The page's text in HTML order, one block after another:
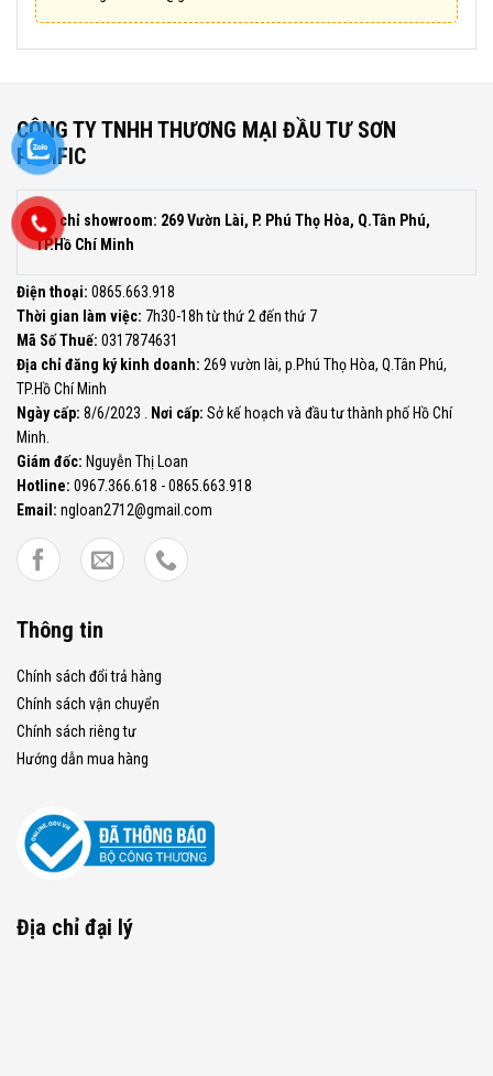
CÔNG TY TNHH THƯƠNG MẠI ĐẦU TƯ SƠN
PACIFIC
Địa chỉ showroom: 269 Vườn Lài, P. Phú Thọ Hòa, Q.Tân Phú,
TP.Hồ Chí Minh
Điện thoại: 0865.663.918
Thời gian làm việc: 7h30-18h từ thứ 2 đến thứ 7
Mã Số Thuế: 0317874631
Địa chỉ đăng ký kinh doanh: 269 vườn lài, p.Phú Thọ Hòa, Q.Tân Phú,
TP.Hồ Chí Minh
Ngày cấp: 8/6/2023 . Nơi cấp: Sở kế hoạch và đầu tư thành phố Hồ Chí
Minh.
Giám đốc: Nguyễn Thị Loan
Hotline: 0967.366.618 - 0865.663.918
Email: ngloan2712@gmail.com
Thông tin
Chính sách đổi trả hàng
Chính sách vận chuyển
Chính sách riêng tư
Hướng dẫn mua hàng
Địa chỉ đại lý